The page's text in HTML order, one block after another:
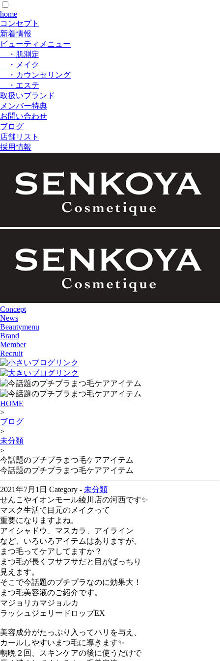
home
コンセプト
新着情報
ビューティメニュー
・肌測定
・メイク
・カウンセリング
・エステ
取扱いブランド
メンバー特典
お問い合わせ
ブログ
店舗リスト
採用情報
Concept
News
Beautymenu
Brand
Member
Recruit
HOME
>
ブログ
>
未分類
>
今話題のプチプラまつ毛ケアアイテム
今話題のプチプラまつ毛ケアアイテム
2021年7月1日 Category - 未分類
せんこやイオンモール綾川店の河西です✨
マスク生活で目元のメイクって
重要になりますよね。
アイシャドウ、マスカラ、アイライン
など、いろいろアイテムはありますが、
まつ毛ってケアしてますか？
まつ毛が長くフサフサだと目がぱっちり
見えます。
そこで今話題のプチプラなのに効果大！
まつ毛美容液のご紹介です。
マジョリカマジョルカ
ラッシュジェリードロップEX
美容成分がたっぷり入ってハリを与え、
カールしやすいまつ毛に導きます✨
朝晩２回、スキンケアの後に使うだけで